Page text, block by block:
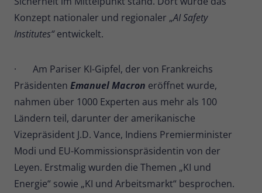
Konzept nationaler und regionaler „AI Safety
Institutes“entwickelt.
· Am Pariser KI-Gipfel, der von Frankreichs
Präsidenten Emanuel Macron eröffnet wurde,
nahmen über 1000 Experten aus mehr als 100
Ländern teil, darunter der amerikanische
Vizepräsident J.D. Vance, Indiens Premierminister
Modi und EU-Kommissionspräsidentin von der
Leyen. Erstmalig wurden die Themen „KI und
Energie“ sowie „KI und Arbeitsmarkt“ besprochen.